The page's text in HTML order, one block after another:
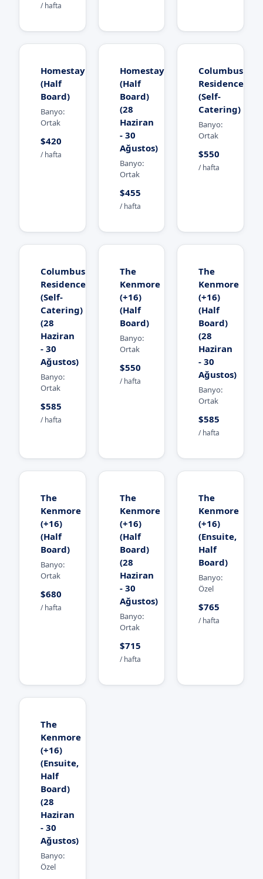
/ hafta
Homestay
(Half
Board)
Banyo:
Ortak
$420
/ hafta
Homestay
(Half
Board)
(28
Haziran
- 30
Ağustos)
Banyo:
Ortak
$455
/ hafta
Columbus
Residence
(Self-
Catering)
Banyo:
Ortak
$550
/ hafta
Columbus
Residence
(Self-
Catering)
(28
Haziran
- 30
Ağustos)
Banyo:
Ortak
$585
/ hafta
The
Kenmore
(+16)
(Half
Board)
Banyo:
Ortak
$550
/ hafta
The
Kenmore
(+16)
(Half
Board)
(28
Haziran
- 30
Ağustos)
Banyo:
Ortak
$585
/ hafta
The
Kenmore
(+16)
(Half
Board)
Banyo:
Ortak
$680
/ hafta
The
Kenmore
(+16)
(Half
Board)
(28
Haziran
- 30
Ağustos)
Banyo:
Ortak
$715
/ hafta
The
Kenmore
(+16)
(Ensuite,
Half
Board)
Banyo:
Özel
$765
/ hafta
The
Kenmore
(+16)
(Ensuite,
Half
Board)
(28
Haziran
- 30
Ağustos)
Banyo:
Özel